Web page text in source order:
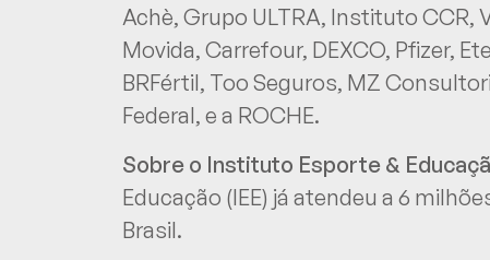
Achè, Grupo ULTRA, Instituto CCR,
Movida, Carrefour, DEXCO, Pfizer,
BRFértil, Too Seguros, MZ
Federal, e a ROCHE.
Sobre o Instituto Esporte &
Educação (IEE) já atendeu a 6
Brasil.